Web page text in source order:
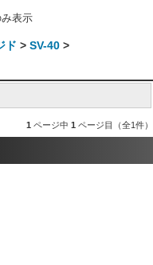
表示
ド > SV-40 >
1 ページ中 1 ページ目（全1件）